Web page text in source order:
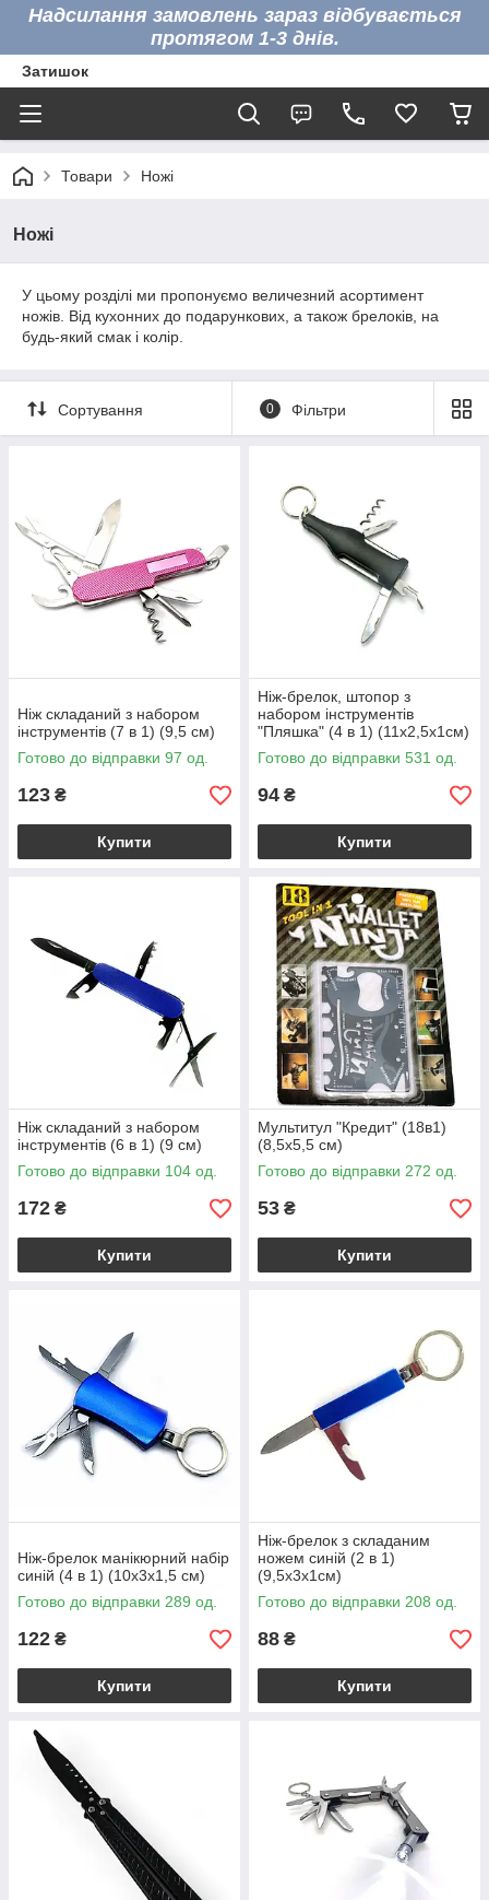
Надсилання замовлень зараз відбувається
протягом 1-3 днів.
Затишок
Товари Ножі
Ножі
У цьому розділі ми пропонуємо величезний асортимент
ножів. Від кухонних до подарункових, а також брелоків, на
будь-який смак і колір.
Сортування 0 Фільтри
Ніж складаний з набором
інструментів (7 в 1) (9,5 см)
Готово до відправки 97 од.
123 ₴
Купити
Ніж-брелок, штопор з
набором інструментів
"Пляшка" (4 в 1) (11х2,5х1см)
Готово до відправки 531 од.
94 ₴
Купити
Ніж складаний з набором
інструментів (6 в 1) (9 см)
Готово до відправки 104 од.
172 ₴
Купити
Мультитул "Кредит" (18в1)
(8,5x5,5 см)
Готово до відправки 272 од.
53 ₴
Купити
Ніж-брелок манікюрний набір
синій (4 в 1) (10х3х1,5 см)
Готово до відправки 289 од.
122 ₴
Купити
Ніж-брелок з складаним
ножем синій (2 в 1)
(9,5х3х1см)
Готово до відправки 208 од.
88 ₴
Купити